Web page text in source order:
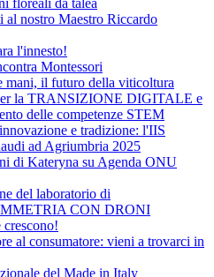
floreali da talea
al nostro Maestro Riccardo
l'innesto!
Montessori
mani, il futuro della viticoltura
la TRANSIZIONE DIGITALE e
delle competenze STEM
e tradizione: l'IIS
ad Agriumbria 2025
di Kateryna su Agenda ONU
del laboratorio di
CON DRONI
crescono!
al consumatore: vieni a trovarci in
del Made in Italy